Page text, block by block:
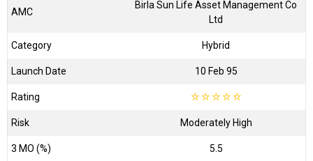
AMC
Birla Sun Life Asset Management Co
Ltd
Category Hybrid
Launch Date 10 Feb 95
Rating ☆☆☆☆☆
Risk Moderately High
3 MO (%) 5.5